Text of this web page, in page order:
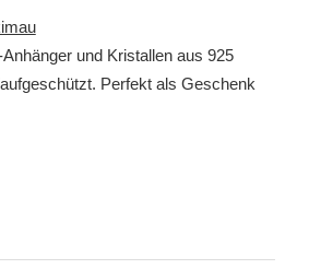
und Kristallen aus 925
Perfekt als Geschenk